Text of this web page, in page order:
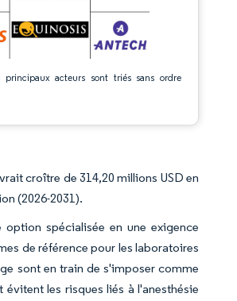
acteurs sont triés sans ordre
croître de 314,20 millions USD en
(2026-2031).
spécialisée en une exigence
de référence pour les laboratoires
sont en train de s'imposer comme
les risques liés à l'anesthésie